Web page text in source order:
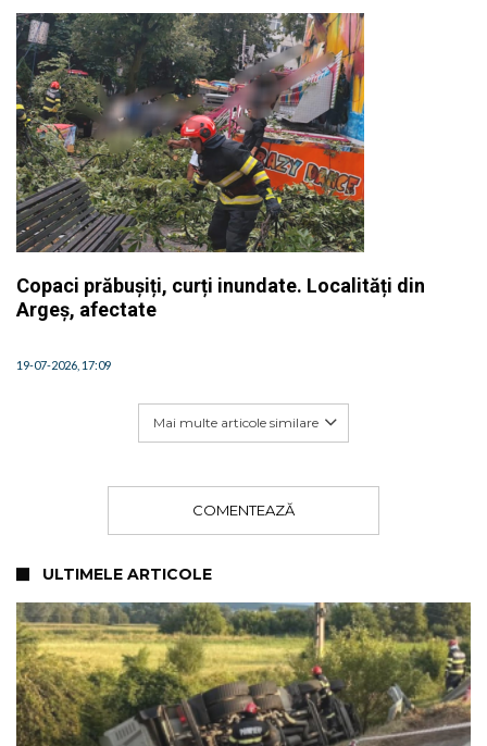
Copaci prăbușiți, curți inundate. Localități din
Argeș, afectate
19-07-2026, 17:09
Mai multe articole similare
COMENTEAZĂ
ULTIMELE ARTICOLE